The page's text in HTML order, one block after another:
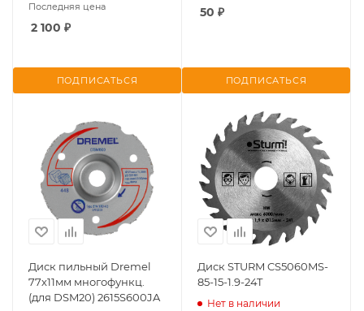
Последняя цена
2 100 ₽
ПОДПИСАТЬСЯ
50 ₽
ПОДПИСАТЬСЯ
Диск пильный Dremel
77х11мм многофункц.
(для DSM20) 2615S600JA
Диск STURM CS5060MS-
85-15-1.9-24T
Нет в наличии